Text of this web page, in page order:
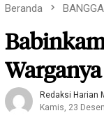
Beranda
Redaksi Harian
Kamis, 23